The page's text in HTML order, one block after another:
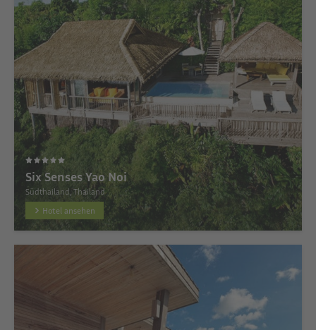
Six Senses Yao Noi
Südthailand, Thailand
Hotel ansehen